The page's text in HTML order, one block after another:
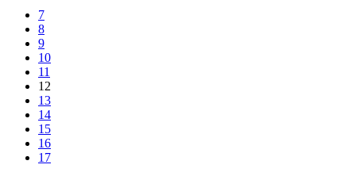
7
8
9
10
11
12
13
14
15
16
17